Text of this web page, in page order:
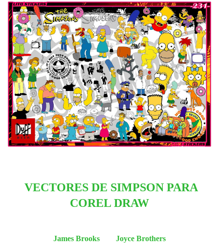
VECTORES DE SIMPSON PARA
COREL DRAW
James Brooks
Joyce Brothers